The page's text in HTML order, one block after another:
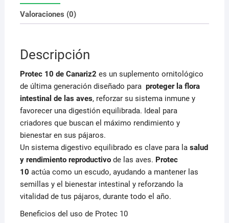
Valoraciones (0)
Descripción
Protec 10 de Canariz2 es un suplemento ornitológico
de última generación diseñado para proteger la flora
intestinal de las aves, reforzar su sistema inmune y
favorecer una digestión equilibrada. Ideal para
criadores que buscan el máximo rendimiento y
bienestar en sus pájaros.
Un sistema digestivo equilibrado es clave para la salud
y rendimiento reproductivode las aves. Protec
10 actúa como un escudo, ayudando a mantener las
semillas y el bienestar intestinal y reforzando la
vitalidad de tus pájaros, durante todo el año.
Beneficios del uso de Protec 10